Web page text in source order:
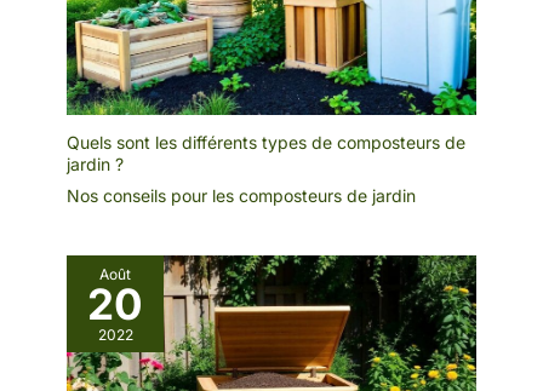
Quels sont les différents types de composteurs de
jardin ?
Nos conseils pour les composteurs de jardin
Août
20
2022